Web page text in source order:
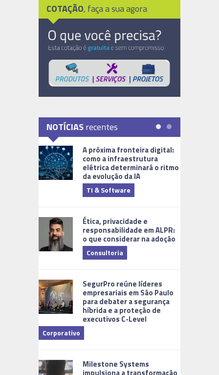
COTAÇÃO, faça a sua agora
NOTÍCIASrecentes
A próxima fronteira digital:
como a infraestrutura
elétrica determinará o ritmo
da evolução da IA
TI & Software
Ética, privacidade e
responsabilidade em ALPR:
o que considerar na adoção
Consultoria
SegurPro reúne líderes
empresariais em São Paulo
para debater a segurança
híbrida e a proteção de
executivos C-Level
Corporativo
Milestone Systems